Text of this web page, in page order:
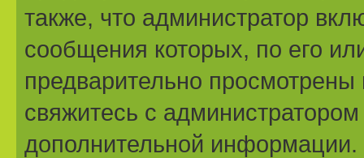
также, что администратор
сообщения которых, по его
предварительно
свяжитесь с
дополнительной информации.